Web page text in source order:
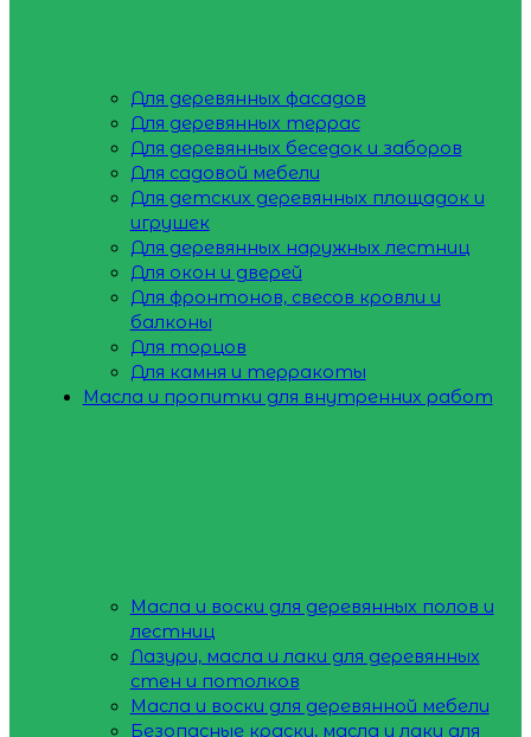
Для деревянных фасадов
Для деревянных террас
Для деревянных беседок и заборов
Для садовой мебели
Для детских деревянных площадок и
игрушек
Для деревянных наружных лестниц
Для окон и дверей
Для фронтонов, свесов кровли и
балконы
Для торцов
Для камня и терракоты
Масла и пропитки для внутренних работ
Масла и воски для деревянных полов и
лестниц
Лазури, масла и лаки для деревянных
стен и потолков
Масла и воски для деревянной мебели
Безопасные краски, масла и лаки для